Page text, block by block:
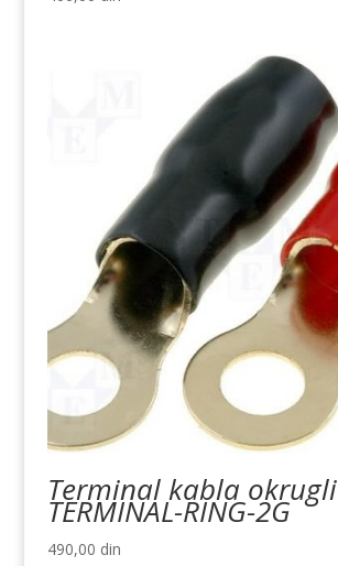
Terminal kabla okrugli
TERMINAL-RING-2G
490,00 din